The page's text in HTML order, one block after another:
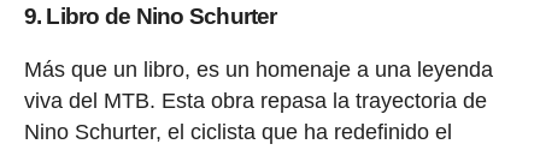
9. Libro de Nino Schurter
Más que un libro, es un homenaje a una leyenda
viva del MTB. Esta obra repasa la trayectoria de
Nino Schurter, el ciclista que ha redefinido el